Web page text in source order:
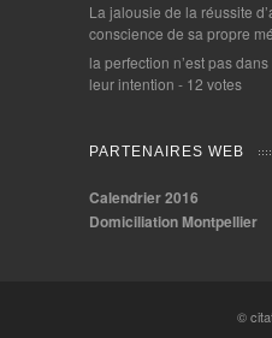
La jalousie de la réussite
conscience de sa propre
la perfection n’est pas
leur intention - 12 votes
PARTENAIRES WEB
Calendrier 2016
Domiciliation Montpellier
©